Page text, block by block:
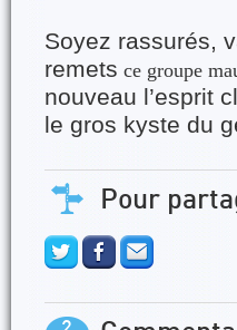
Soyez rassurés,
remets ce groupe
nouveau l’esprit
le gros kyste du
Pour